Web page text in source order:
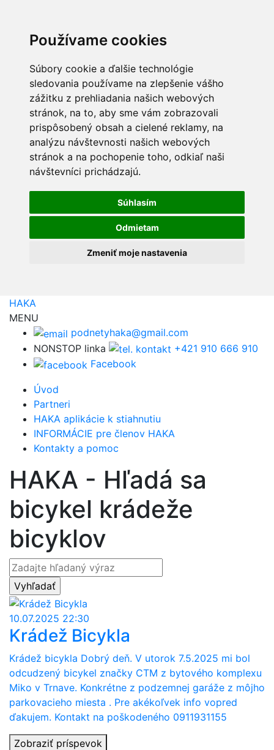
Používame cookies
Súbory cookie a ďalšie technológie
sledovania používame na zlepšenie vášho
zážitku z prehliadania našich webových
stránok, na to, aby sme vám zobrazovali
prispôsobený obsah a cielené reklamy, na
analýzu návštevnosti našich webových
stránok a na pochopenie toho, odkiaľ naši
návštevníci prichádzajú.
Súhlasím
Odmietam
Zmeniť moje nastavenia
HAKA
MENU
podnetyhaka@gmail.com
NONSTOP linka
+421 910 666 910
Facebook
Úvod
Partneri
HAKA aplikácie k stiahnutiu
INFORMÁCIE pre členov HAKA
Kontakty a pomoc
HAKA - Hľadá sa
bicykel krádeže
bicyklov
10.07.2025 22:30
Krádež Bicykla
Krádež bicykla Dobrý deň. V utorok 7.5.2025 mi bol
odcudzený bicykel značky CTM z bytového komplexu
Miko v Trnave. Konkrétne z podzemnej garáže z môjho
parkovacieho miesta . Pre akékoľvek info vopred
ďakujem. Kontakt na poškodeného 0911931155
Zobraziť príspevok